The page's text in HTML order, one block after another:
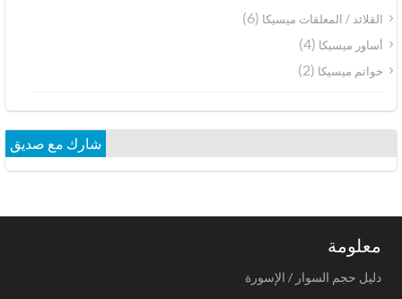
القلائد / المعلقات ميسيكا(6)
أساور ميسيكا(4)
خواتم ميسيكا(2)
شارك مع صديق
معلومة
دليل حجم السوار / الإسورة